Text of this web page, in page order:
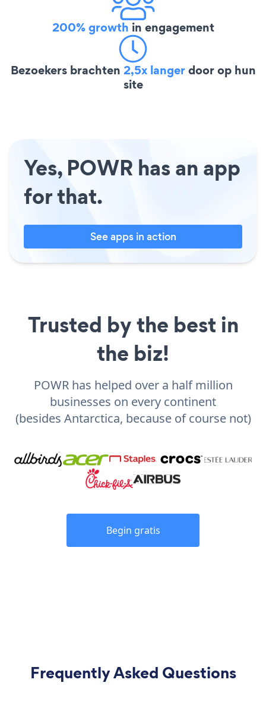
200% growth in engagement
Bezoekers brachten 2,5x langerdoor op hun
site
Yes, POWR has an app
for that.
See apps in action
Trusted by the best in
the biz!
POWR has helped over a half million
businesses on every continent
(besides Antarctica, because of course not)
Begin gratis
Frequently Asked Questions